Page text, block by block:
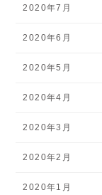
2020年7月
2020年6月
2020年5月
2020年4月
2020年3月
2020年2月
2020年1月